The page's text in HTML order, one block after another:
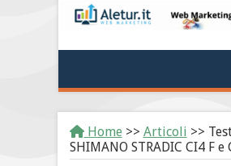
Home >> Articoli >>
SHIMANO STRADIC CI4 F e